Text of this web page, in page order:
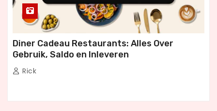
Diner Cadeau Restaurants: Alles Over
Gebruik, Saldo en Inleveren
Rick